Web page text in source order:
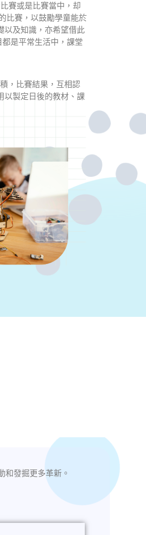
賽或是比賽當中，却
比賽，以鼓勵學童能於
以及知識，亦希望借此
是平常生活中，課堂
，比賽結果，互相認
以製定日後的教材、課
和發掘更多革新。